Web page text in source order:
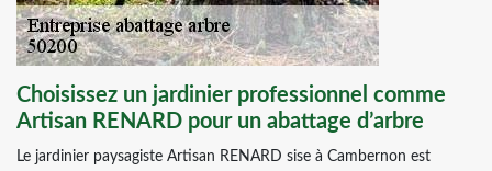
Choisissez un jardinier professionnel comme
Artisan RENARD pour un abattage d’arbre
Le jardinier paysagiste Artisan RENARD sise à Cambernon est